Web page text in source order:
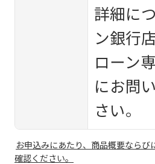
詳細に
ン銀行
ローン
にお問
さい。
お申込みにあたり、商品概要ならび
確認ください。